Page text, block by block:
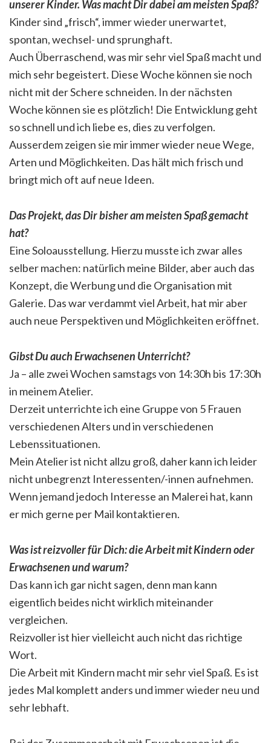
unserer Kinder. Was macht Dir dabei am meisten Spaß?
Kinder sind „frisch“, immer wieder unerwartet,
spontan, wechsel- und sprunghaft.
Auch Überraschend, was mir sehr viel Spaß macht und
mich sehr begeistert. Diese Woche können sie noch
nicht mit der Schere schneiden. In der nächsten
Woche können sie es plötzlich! Die Entwicklung geht
so schnell und ich liebe es, dies zu verfolgen.
Ausserdem zeigen sie mir immer wieder neue Wege,
Arten und Möglichkeiten. Das hält mich frisch und
bringt mich oft auf neue Ideen.
Das Projekt, das Dir bisher am meisten Spaß gemacht
hat?
Eine Soloausstellung. Hierzu musste ich zwar alles
selber machen: natürlich meine Bilder, aber auch das
Konzept, die Werbung und die Organisation mit
Galerie. Das war verdammt viel Arbeit, hat mir aber
auch neue Perspektiven und Möglichkeiten eröffnet.
Gibst Du auch Erwachsenen Unterricht?
Ja – alle zwei Wochen samstags von 14:30h bis 17:30h
in meinem Atelier.
Derzeit unterrichte ich eine Gruppe von 5 Frauen
verschiedenen Alters und in verschiedenen
Lebenssituationen.
Mein Atelier ist nicht allzu groß, daher kann ich leider
nicht unbegrenzt Interessenten/-innen aufnehmen.
Wenn jemand jedoch Interesse an Malerei hat, kann
er mich gerne per Mail kontaktieren.
Was ist reizvoller für Dich: die Arbeit mit Kindern oder
Erwachsenen und warum?
Das kann ich gar nicht sagen, denn man kann
eigentlich beides nicht wirklich miteinander
vergleichen.
Reizvoller ist hier vielleicht auch nicht das richtige
Wort.
Die Arbeit mit Kindern macht mir sehr viel Spaß. Es ist
jedes Mal komplett anders und immer wieder neu und
sehr lebhaft.